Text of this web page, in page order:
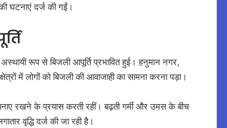
घटनाएं दर्ज की गईं।
रूप से बिजली आपूर्ति प्रभावित हुई। हनुमान नगर,
में लोगों को बिजली की आवाजाही का सामना करना पड़ा।
बनाए रखने के प्रयास करती रहीं। बढ़ती गर्मी और उमस के बीच
वृद्धि दर्ज की जा रही है।